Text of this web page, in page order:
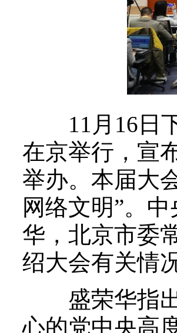
11月16日下
在京举行，宣
举办。本届大
网络文明”。
华，北京市委
绍大会有关情
盛荣华指出
心的党中央高